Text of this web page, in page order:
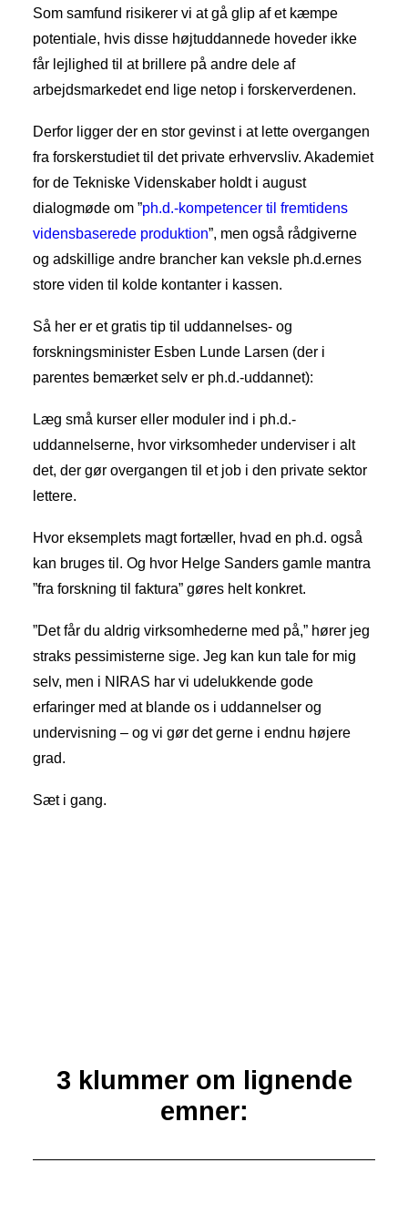
Som samfund risikerer vi at gå glip af et kæmpe
potentiale, hvis disse højtuddannede hoveder ikke
får lejlighed til at brillere på andre dele af
arbejdsmarkedet end lige netop i forskerverdenen.
Derfor ligger der en stor gevinst i at lette overgangen
fra forskerstudiet til det private erhvervsliv. Akademiet
for de Tekniske Videnskaber holdt i august
dialogmøde om ”ph.d.-kompetencer til fremtidens
vidensbaserede produktion”, men også rådgiverne
og adskillige andre brancher kan veksle ph.d.ernes
store viden til kolde kontanter i kassen.
Så her er et gratis tip til uddannelses- og
forskningsminister Esben Lunde Larsen (der i
parentes bemærket selv er ph.d.-uddannet):
Læg små kurser eller moduler ind i ph.d.-
uddannelserne, hvor virksomheder underviser i alt
det, der gør overgangen til et job i den private sektor
lettere.
Hvor eksemplets magt fortæller, hvad en ph.d. også
kan bruges til. Og hvor Helge Sanders gamle mantra
”fra forskning til faktura” gøres helt konkret.
”Det får du aldrig virksomhederne med på,” hører jeg
straks pessimisterne sige. Jeg kan kun tale for mig
selv, men i NIRAS har vi udelukkende gode
erfaringer med at blande os i uddannelser og
undervisning – og vi gør det gerne i endnu højere
grad.
Sæt i gang.
3 klummer om lignende
emner: